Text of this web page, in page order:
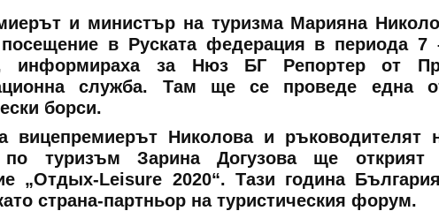
и министър на туризма Марияна
в Руската федерация в периода 7
информираха за Нюз БГ Репортер от
служба. Там ще се проведе една
борси.
вицепремиерът Николова и ръководителят
по туризъм Зарина Догузова ще открият
„Отдых-Leisure 2020“. Тази година
страна-партньор на туристическия форум.